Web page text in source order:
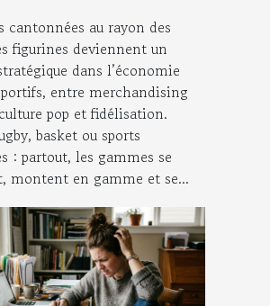
cantonnées au rayon des
figurines deviennent un
dans l’économie
entre merchandising
pop et fidélisation.
basket ou sports
: partout, les gammes se
montent en gamme et se...